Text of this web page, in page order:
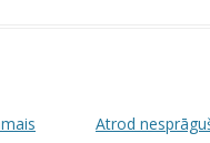
Atrod